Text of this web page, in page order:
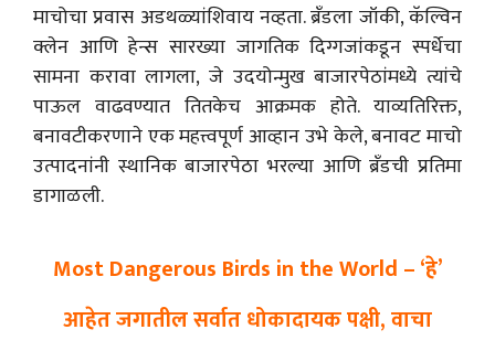
माचोचा प्रवास अडथळ्यांशिवाय नव्हता. ब्रँडला जॉकी, कॅल्विन
क्लेन आणि हेन्स सारख्या जागतिक दिग्गजांकडून स्पर्धेचा
सामना करावा लागला, जे उदयोन्मुख बाजारपेठांमध्ये त्यांचे
पाऊल वाढवण्यात तितकेच आक्रमक होते. याव्यतिरिक्त,
बनावटीकरणाने एक महत्त्वपूर्ण आव्हान उभे केले, बनावट माचो
उत्पादनांनी स्थानिक बाजारपेठा भरल्या आणि ब्रँडची प्रतिमा
डागाळली.
Most Dangerous Birds in the World – ‘हे’
आहेत जगातील सर्वात धोकादायक पक्षी, वाचा